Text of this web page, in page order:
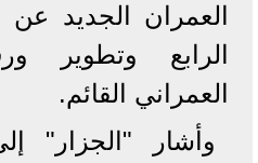
العمران الجديد
الرابع وتطوير
العمراني القائم.
وأشار "الجزار"